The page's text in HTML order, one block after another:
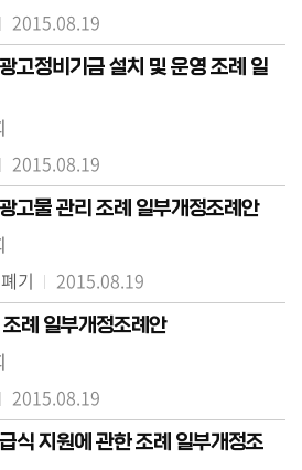
2015.08.19
고정비기금 설치 및 운영 조례 일
2015.08.19
고물 관리 조례 일부개정조례안
폐기 2015.08.19
례 일부개정조례안
2015.08.19
식 지원에 관한 조례 일부개정조